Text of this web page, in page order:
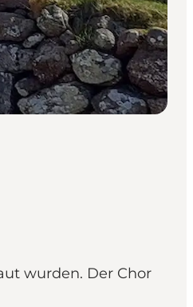
wurden. Der Chor